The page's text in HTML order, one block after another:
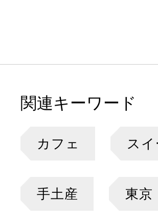
関連キーワード
カフェ スイ
手土産 東京